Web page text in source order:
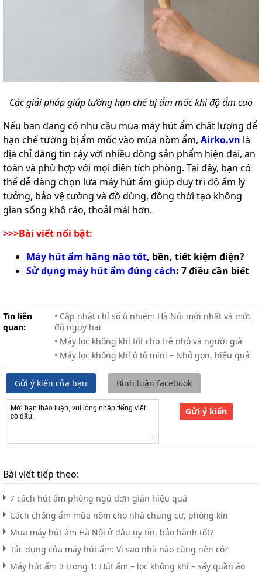
Các giải pháp giúp tường hạn chế bị ẩm mốc khi độ ẩm cao
Nếu bạn đang có nhu cầu mua máy hút ẩm chất lượng để
hạn chế tường bị ẩm mốc vào mùa nồm ẩm, Airko.vn là
địa chỉ đáng tin cậy với nhiều dòng sản phẩm hiện đại, an
toàn và phù hợp với mọi diện tích phòng. Tại đây, bạn có
thể dễ dàng chọn lựa máy hút ẩm giúp duy trì độ ẩm lý
tưởng, bảo vệ tường và đồ dùng, đồng thời tạo không
gian sống khô ráo, thoải mái hơn.
>>>Bài viết nổi bật:
Máy hút ẩm hãng nào tốt, bền, tiết kiệm điện?
Sử dụng máy hút ẩm đúng cách: 7 điều cần biết
Tin liên
quan:
• Cập nhật chỉ số ô nhiễm Hà Nội mới nhất và mức
độ nguy hại
• Máy lọc không khí tốt cho trẻ nhỏ và người già
• Máy lọc không khí ô tô mini – Nhỏ gọn, hiệu quả
Gửi ý kiến của bạn Bình luận facebook
Gửi ý kiến
Bài viết tiếp theo:
7 cách hút ẩm phòng ngủ đơn giản hiệu quả
Cách chống ẩm mùa nồm cho nhà chung cư, phòng kín
Mua máy hút ẩm Hà Nội ở đâu uy tín, bảo hành tốt?
Tác dụng của máy hút ẩm: Vì sao nhà nào cũng nên có?
Máy hút ẩm 3 trong 1: Hút ẩm – lọc không khí – sấy quần áo